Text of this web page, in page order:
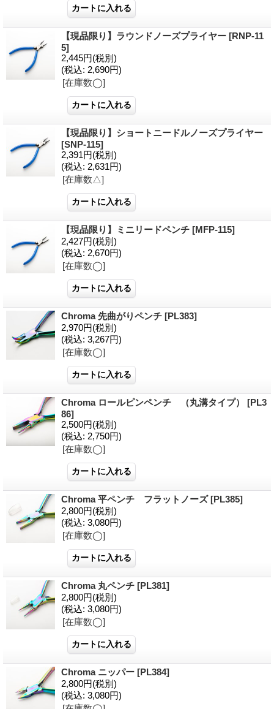
【現品限り】ラウンドノーズプライヤー [RNP-11
5]
2,445円(税別)
(税込: 2,690円)
[在庫数◯]
【現品限り】ショートニードルノーズプライヤー
[SNP-115]
2,391円(税別)
(税込: 2,631円)
[在庫数△]
【現品限り】ミニリードペンチ [MFP-115]
2,427円(税別)
(税込: 2,670円)
[在庫数◯]
Chroma 先曲がりペンチ [PL383]
2,970円(税別)
(税込: 3,267円)
[在庫数◯]
Chroma ロールピンペンチ （丸溝タイプ） [PL3
86]
2,500円(税別)
(税込: 2,750円)
[在庫数◯]
Chroma 平ペンチ フラットノーズ[PL385]
2,800円(税別)
(税込: 3,080円)
[在庫数◯]
Chroma 丸ペンチ [PL381]
2,800円(税別)
(税込: 3,080円)
[在庫数◯]
Chroma ニッパー [PL384]
2,800円(税別)
(税込: 3,080円)